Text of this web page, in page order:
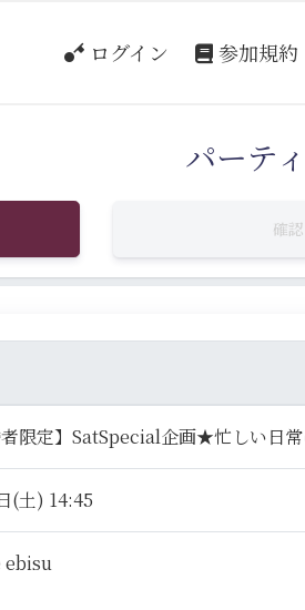
ログイン 参加規約
パーテ
確認
者限定】SatSpecial企画★忙しい日
(土) 14:45
ebisu